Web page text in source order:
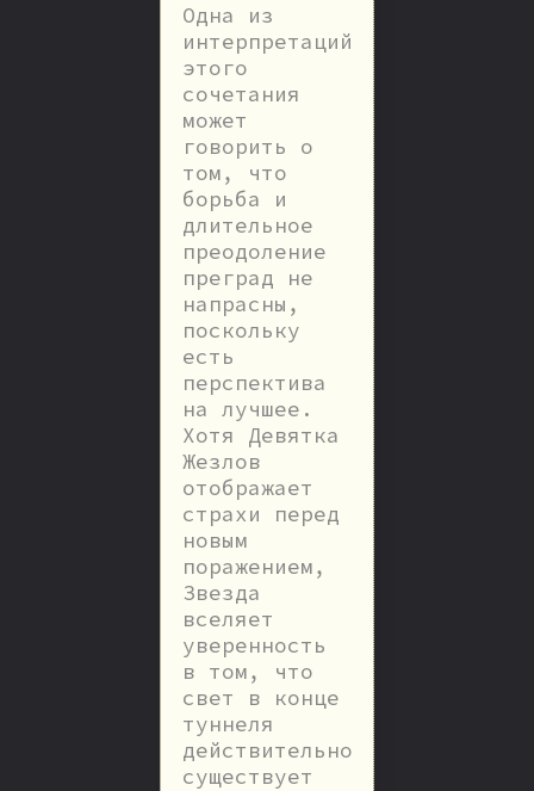
Одна из
интерпретаций
этого
сочетания
может
говорить о
том, что
борьба и
длительное
преодоление
преград не
напрасны,
поскольку
есть
перспектива
на лучшее.
Хотя Девятка
Жезлов
отображает
страхи перед
новым
поражением,
Звезда
вселяет
уверенность
в том, что
свет в конце
туннеля
действительно
существует